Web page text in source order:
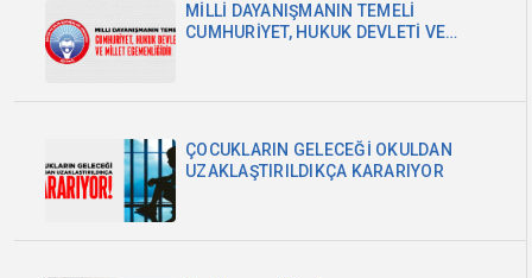
MİLLİ DAYANIŞMANIN TEMELİ
CUMHURİYET, HUKUK DEVLETİ VE
ÇOCUKLARIN GELECEĞİ OKULDAN
UZAKLAŞTIRILDIKÇA KARARIYOR